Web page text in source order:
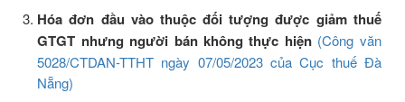
Hóa đơn đầu vào thuộc đối tượng được giảm thuế
GTGT nhưng người bán không thực hiện (Công văn
5028/CTDAN-TTHT ngày 07/05/2023 của Cục thuế Đà
Nẵng)